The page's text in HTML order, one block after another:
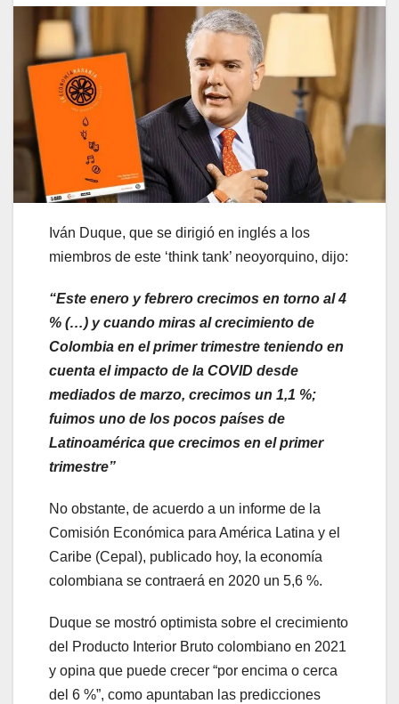
Iván Duque, que se dirigió en inglés a los
miembros de este ‘think tank’ neoyorquino, dijo:
“Este enero y febrero crecimos en torno al 4
% (…) y cuando miras al crecimiento de
Colombia en el primer trimestre teniendo en
cuenta el impacto de la COVID desde
mediados de marzo, crecimos un 1,1 %;
fuimos uno de los pocos países de
Latinoamérica que crecimos en el primer
trimestre”
No obstante, de acuerdo a un informe de la
Comisión Económica para América Latina y el
Caribe (Cepal), publicado hoy, la economía
colombiana se contraerá en 2020 un 5,6 %.
Duque se mostró optimista sobre el crecimiento
del Producto Interior Bruto colombiano en 2021
y opina que puede crecer “por encima o cerca
del 6 %”, como apuntaban las predicciones